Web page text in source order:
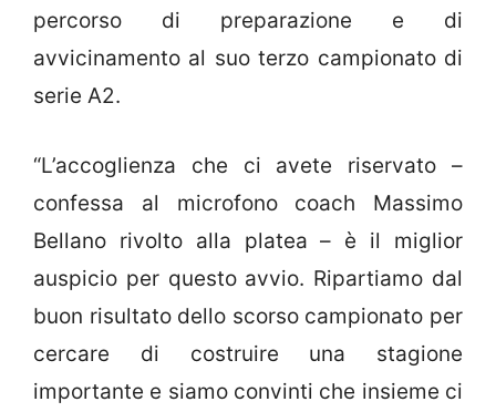
percorso di preparazione e di
avvicinamento al suo terzo campionato di
serie A2.
“L’accoglienza che ci avete riservato –
confessa al microfono coach Massimo
Bellano rivolto alla platea – è il miglior
auspicio per questo avvio. Ripartiamo dal
buon risultato dello scorso campionato per
cercare di costruire una stagione
importante e siamo convinti che insieme ci